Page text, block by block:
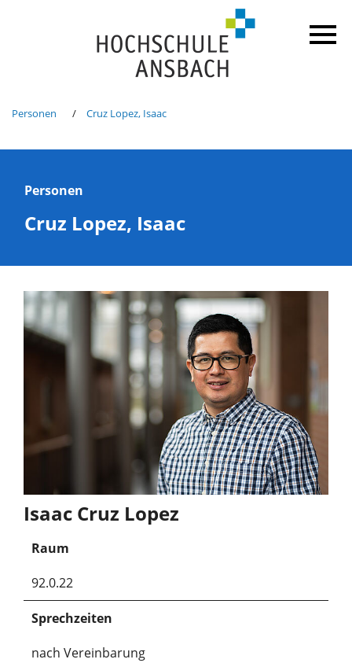
Personen Cruz Lopez, Isaac
Personen
Cruz Lopez, Isaac
Isaac Cruz Lopez
Raum
92.0.22
Sprechzeiten
nach Vereinbarung